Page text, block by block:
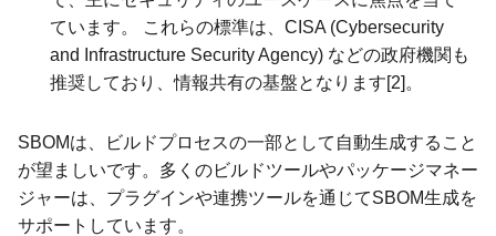
ています。 これらの標準は、CISA (Cybersecurity
and Infrastructure Security Agency) などの政府機関も
推奨しており、情報共有の基盤となります[2]。
SBOMは、ビルドプロセスの一部として自動生成すること
が望ましいです。多くのビルドツールやパッケージマネー
ジャーは、プラグインや連携ツールを通じてSBOM生成を
サポートしています。